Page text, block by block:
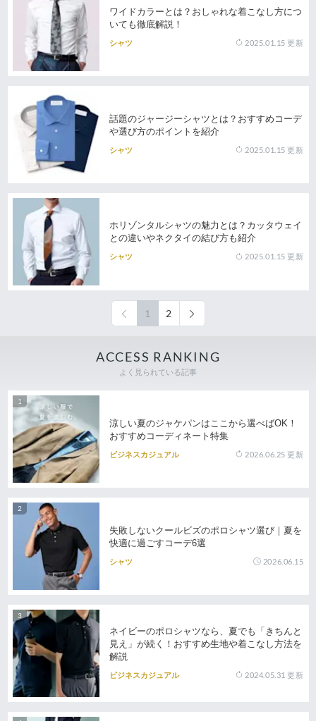
ワイドカラーとは？おしゃれな着こなし方につ
いても徹底解説！
シャツ 2025.01.15 更新
話題のジャージーシャツとは？おすすめコーデ
や選び方のポイントを紹介
シャツ 2025.01.15 更新
ホリゾンタルシャツの魅力とは？カッタウェイ
との違いやネクタイの結び方も紹介
シャツ 2025.01.15 更新
1 2
ACCESS RANKING
よく見られている記事
涼しい夏のジャケパンはここから選べばOK！
おすすめコーディネート特集
ビジネスカジュアル 2026.06.25 更新
失敗しないクールビズのポロシャツ選び｜夏を
快適に過ごすコーデ6選
シャツ 2026.06.15
ネイビーのポロシャツなら、夏でも「きちんと
見え」が続く！おすすめ生地や着こなし方法を
解説
ビジネスカジュアル 2024.05.31 更新